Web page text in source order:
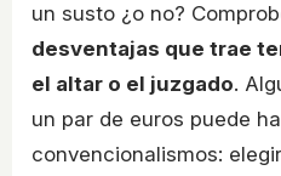
un susto ¿o no?
desventajas que trae
el altar o el juzgado.
un par de euros puede
convencionalismos: